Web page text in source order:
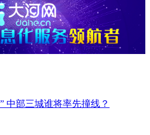
中部三城谁将率先撞线？